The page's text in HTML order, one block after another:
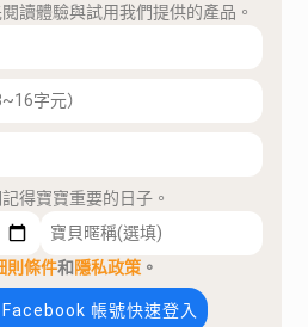
讀體驗與試用我們提供的產品。
得寶寶重要的日子。
則條件和隱私政策 。
Facebook 帳號快速登入